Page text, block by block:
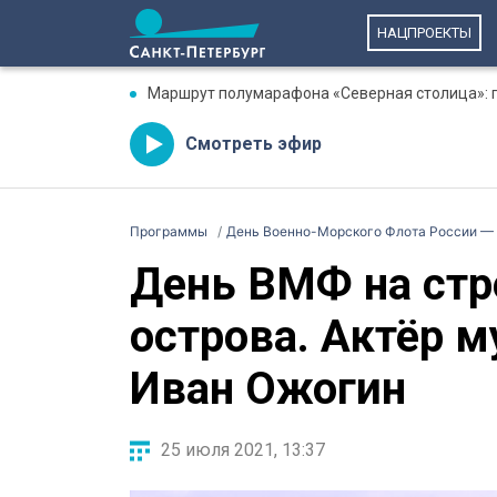
НАЦПРОЕКТЫ
Маршрут полумарафона «Северная столица»:
Смотреть эфир
Программы День Военно-Морского Флота России —
День ВМФ на
острова. Актёр
Иван Ожогин
25 июля 2021, 13:37